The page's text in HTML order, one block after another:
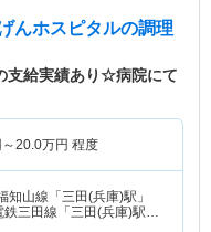
んホスピタルの調理
支給実績あり☆病院にて
20.0万円 程度
知山線「三田(兵庫)駅」
鉄三田線「三田(兵庫)駅」